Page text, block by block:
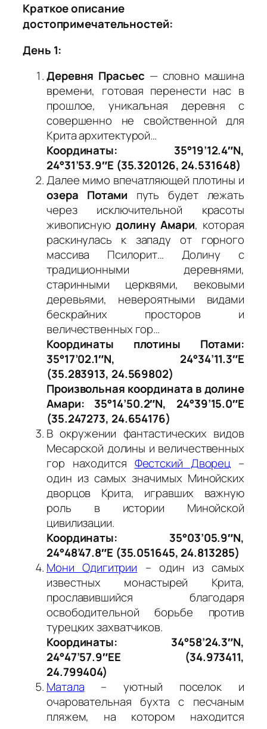
Краткое описание
достопримечательностей:
День 1:
Деревня Прасьес — словно машина
времени, готовая перенести нас в
прошлое, уникальная деревня с
совершенно не свойственной для
Крита архитектурой…
Координаты: 35°19’12.4″N,
24°31’53.9″E (35.320126, 24.531648)
Далее мимо впечатляющей плотины и
озера Потами путь будет лежать
через исключительной красоты
живописнуюдолину Амари, которая
раскинулась к западу от горного
массива Псилорит… Долину с
традиционными деревнями,
старинными церквями, вековыми
деревьями, невероятными видами
бескрайних просторов и
величественных гор…
Координаты плотины Потами:
35°17’02.1″N, 24°34’11.3″E
(35.283913, 24.569802)
Произвольная координата в долине
Амари: 35°14’50.2″N, 24°39’15.0″E
(35.247273, 24.654176)
В окружении фантастических видов
Месарской долины и величественных
гор находится Фестский Дворец –
один из самых значимых Минойских
дворцов Крита, игравших важную
роль в истории Минойской
цивилизации.
Координаты: 35°03’05.9″N,
24°48’47.8″E (35.051645, 24.813285)
Мони Одигитрии – один из самых
известных монастырей Крита,
прославившийся благодаря
освободительной борьбе против
турецких захватчиков.
Координаты: 34°58’24.3″N,
24°47’57.9″EE (34.973411,
24.799404)
Матала – уютный поселок и
очаровательная бухта с песчаным
пляжем, на котором находится